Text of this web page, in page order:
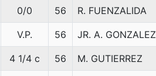
0/0 56 R. FUENZALIDA
V.P. 56 JR. A. GONZALEZ
4 1/4 c 56 M. GUTIERREZ